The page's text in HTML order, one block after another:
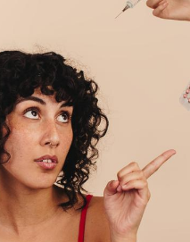
Hantavirus : un cas
détecté chez un touriste
en France
Mortalité infantile : un
rapport s’interroge sur
son taux élevé en France